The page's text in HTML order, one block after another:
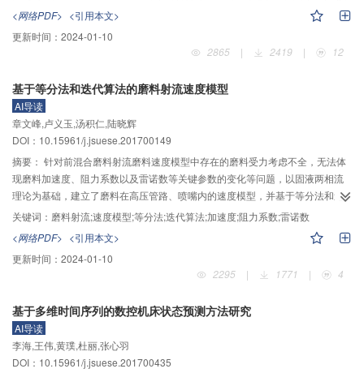
公式。平面四杆机构的基本尺寸确定后，应用离散傅里叶变换计算得到刚体导
引位置的谐波参数，根据刚体导引位置和连杆转角函数谐波参数间的关系，推
导得到了机构实际尺寸和安装位置参数的计算公式。在理论分析的基础上，进
种求解带预定时标平面四杆机构刚体导引综合问题的代数新方法，并依据综合
步骤利用MATLAB软件编写求解程序，通过综合设计实例验证了该方法的有效
性和可行性。结果表明：该方法在实现了直接进行带预定时标刚体导引机构综
合的同时，克服了精确点法受机构未知量个数限制，无法实现更多刚体导引位
置综合的不足。与已有数值图谱法和优化法相比，该方法不需要预先建立数值
图谱库，也不需要提供优化初值，其通过方程求解得到综合设计结果，具有求
解精度高、计算速度快、可重复性强的优点，更加便于计算机编程，为开发方
便快捷的机构综合软件提供了理论基础。
曲率、相对运动速度计算方法，推导变双曲圆弧齿线圆柱齿轮副滑动率的计算
公式。最后，以某一确定设计参数的变双曲圆弧齿线圆柱齿轮副作为算例，计
算其主曲率、诱导法曲率和滑动率，分析其变化趋势；并计算不同设计参数下
的滑动率，分析设计参数对其影响，以此作为分析该齿轮副设计及优化的参
线半径越大，则滑动率的变化范围越小，齿轮副在运转过程中的磨损更均匀；
就磨损而言，大模数、小齿数比、大齿线半径的齿轮具有更好的性能。建立变
双曲圆弧齿线圆柱齿轮副滑动率与磨损之间的量化关系，反映出其正相关关
系，为齿轮磨损量的计算提供参考。
<网络PDF> <引用本文>
更新时间： 2024-01-10
2865
| 2419 | 12
基于等分法和迭代算法的磨料射流速度模型
AI导读
章文峰,卢义玉,汤积仁,陆晓辉
DOI：10.15961/j.jsuese.201700149
摘要： 针对前混合磨料射流磨料速度模型中存在的磨料受力考虑不全，无法体
现磨料加速度、阻力系数以及雷诺数等关键参数的变化等问题，以固液两相流
理论为基础，建立了磨料在高压管路、喷嘴内的速度模型，并基于等分法和迭
代算法的数值求解方法，求解了磨料速度模型。计算结果与参考文献的平均百
分比误差在5%之内，验证了该算法的正确性。同时，利用该速度模型得到了磨
料在高压管路和喷嘴内的速度、加速度、阻力系数以及雷诺数的变化规律：高
压管路内，磨料速度随磨料运动距离的增加逐渐增大，最后无限接近于水的速
度；磨料加速度和雷诺数随磨料运动距离的增加逐渐减小，最后会趋于零；而
运动距离的增加逐渐增大；磨料加速度、阻力系数以及雷诺数随磨料运动距离
的增加有一个先减小后增加的过程。喷嘴直线段内，磨料速度随磨料运动距离
的增加逐渐增大；磨料的加速度、雷诺数和阻力系数随着磨料运动距离的增加
逐渐减小。
关键词： 磨料射流;速度模型;等分法;迭代算法;加速度;阻力系数;雷诺数
<网络PDF> <引用本文>
更新时间： 2024-01-10
2295
| 1771 | 4
基于多维时间序列的数控机床状态预测方法研究
AI导读
李海,王伟,黄璞,杜丽,张心羽
DOI：10.15961/j.jsuese.201700435